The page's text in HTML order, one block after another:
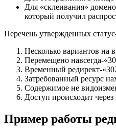
Для «склеивания»
который получил
Перечень утвержденных
Несколько вариантов на
Перемещено навсегда-
Временный редирект-
Затребованный ресурс
Содержимое не
Доступ происходит
Пример работы